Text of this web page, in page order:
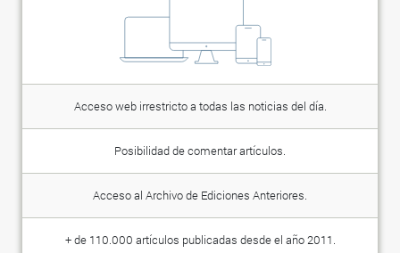
Acceso web irrestricto a todas las noticias del día.
Posibilidad de comentar artículos.
Acceso al Archivo de Ediciones Anteriores.
+ de 110.000 artículos publicadas desde el año 2011.